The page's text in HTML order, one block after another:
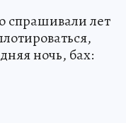
спрашивали лет
ночь, бах: